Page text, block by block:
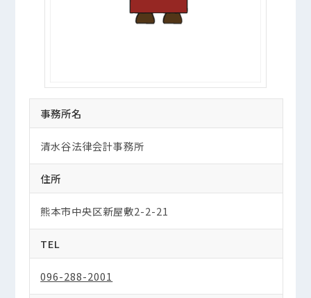
事務所名
清水谷法律会計事務所
住所
熊本市中央区新屋敷2-2-21
TEL
096-288-2001